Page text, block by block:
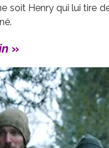
soit Henry qui lui tire
»